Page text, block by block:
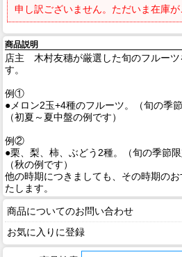
申し訳ございません。ただいま在庫が
商品説明
店主 木村友穗が厳選した旬のフルーツ
す。
例①
●メロン2玉+4種のフルーツ。（旬の季節
（初夏～夏中盤の例です）
例②
●栗、梨、柿、ぶどう2種。（旬の季節限
（秋の例です）
他の時期につきましても、その時期の
たします。
商品についてのお問い合わせ
お気に入りに登録